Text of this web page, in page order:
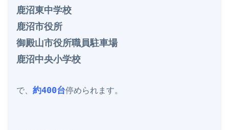
鹿沼東中学校
鹿沼市役所
御殿山市役所職員駐車場
鹿沼中央小学校
で、 約400台停められます。